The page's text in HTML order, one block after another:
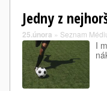
Jedny z
25.února » Seznam
I